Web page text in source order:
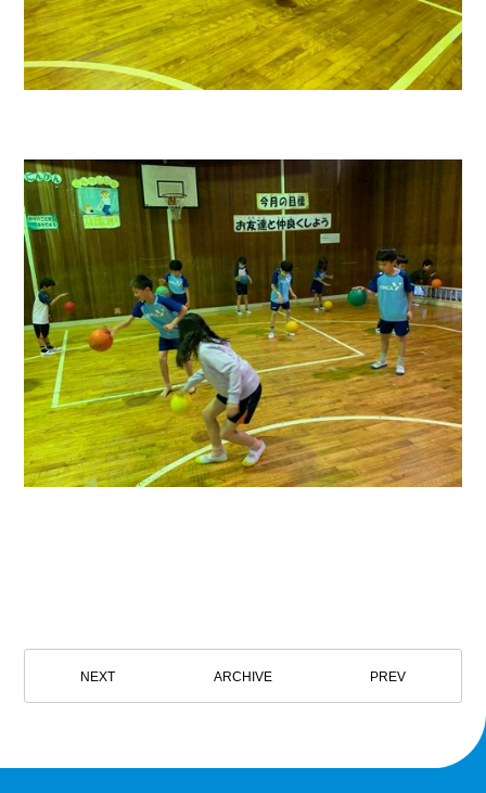
NEXT ARCHIVE PREV